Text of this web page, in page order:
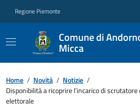
Regione Piemonte
Comune di
Micca
Home / Novità / Notizie /
Disponibilità a ricoprire l’incarico di
elettorale